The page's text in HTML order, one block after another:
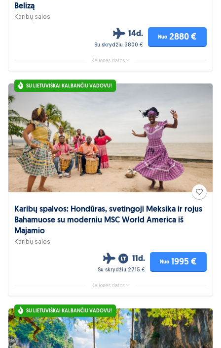
Belizą
Karibų salos
14d.
Su skrydžiu 3800 €
Nuo 2880 €
Kelionės datos
SU LIETUVIŠKAI KALBANČIU VADOVU!
Karibų spalvos: Hondūras, svetingoji Meksika ir rojus
Bahamuose su moderniu MSC World America iš
Majamio
Karibų salos
11d.
Su skrydžiu 2715 €
Nuo 1995 €
Kelionės datos
SU LIETUVIŠKAI KALBANČIU VADOVU!